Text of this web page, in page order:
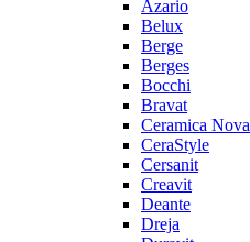
Azario
Belux
Berge
Berges
Bocchi
Bravat
Ceramica Nova
CeraStyle
Cersanit
Creavit
Deante
Dreja